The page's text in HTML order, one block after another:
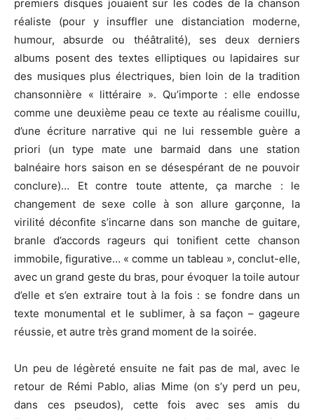
premiers disques jouaient sur les codes de la chanson
réaliste (pour y insuffler une distanciation moderne,
humour, absurde ou théâtralité), ses deux derniers
albums posent des textes elliptiques ou lapidaires sur
des musiques plus électriques, bien loin de la tradition
chansonnière « littéraire ». Qu’importe : elle endosse
comme une deuxième peau ce texte au réalisme couillu,
d’une écriture narrative qui ne lui ressemble guère a
priori (un type mate une barmaid dans une station
balnéaire hors saison en se désespérant de ne pouvoir
conclure)… Et contre toute attente, ça marche : le
changement de sexe colle à son allure garçonne, la
virilité déconfite s’incarne dans son manche de guitare,
branle d’accords rageurs qui tonifient cette chanson
immobile, figurative… « comme un tableau », conclut-elle,
avec un grand geste du bras, pour évoquer la toile autour
d’elle et s’en extraire tout à la fois : se fondre dans un
texte monumental et le sublimer, à sa façon – gageure
réussie, et autre très grand moment de la soirée.
Un peu de légèreté ensuite ne fait pas de mal, avec le
retour de Rémi Pablo, alias Mime (on s’y perd un peu,
dans ces pseudos), cette fois avec ses amis du